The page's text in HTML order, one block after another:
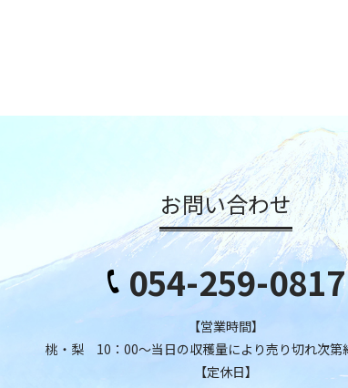
お問い合わせ
054-259-0817
【営業時間】
桃・梨 10：00～当日の収穫量により売り切れ次第
【定休日】